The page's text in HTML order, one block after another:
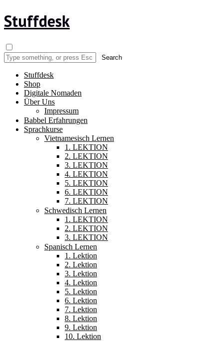
Stuffdesk
Stuffdesk
Shop
Digitale Nomaden
Über Uns
Impressum
Babbel Erfahrungen
Sprachkurse
Vietnamesisch Lernen
1. LEKTION
2. LEKTION
3. LEKTION
4. LEKTION
5. LEKTION
6. LEKTION
7. LEKTION
Schwedisch Lernen
1. LEKTION
2. LEKTION
3. LEKTION
Spanisch Lernen
1. Lektion
2. Lektion
3. Lektion
4. Lektion
5. Lektion
6. Lektion
7. Lektion
8. Lektion
9. Lektion
10. Lektion